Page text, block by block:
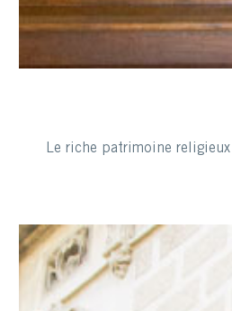
Le riche patrimoine